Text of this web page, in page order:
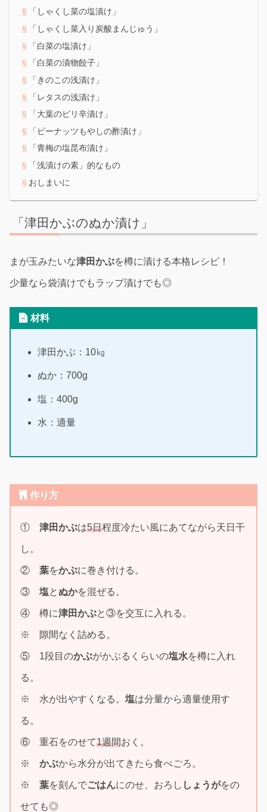
「しゃくし菜の塩漬け」
「しゃくし菜入り炭酸まんじゅう」
「白菜の塩漬け」
「白菜の漬物餃子」
「きのこの浅漬け」
「レタスの浅漬け」
「大葉のピリ辛漬け」
「ピーナッツもやしの酢漬け」
「青梅の塩昆布漬け」
「浅漬けの素」的なもの
おしまいに
「津田かぶのぬか漬け」
まが玉みたいな津田かぶを樽に漬ける本格レシピ！
少量なら袋漬けでもラップ漬けでも◎
材料
津田かぶ：10㎏
ぬか：700g
塩：400g
水：適量
作り方
① 津田かぶは5日程度冷たい風にあてながら天日干
し。
② 葉をかぶに巻き付ける。
③ 塩と ぬかを混ぜる。
④ 樽に津田かぶと③を交互に入れる。
※ 隙間なく詰める。
⑤ 1段目のかぶがかぶるくらいの塩水を樽に入れ
る。
※ 水が出やすくなる。 塩は分量から適量使用す
る。
⑥ 重石をのせて1週間おく。
※ かぶから水分が出てきたら食べごろ。
※ 葉を刻んでごはんにのせ、おろし しょうがをの
せても◎